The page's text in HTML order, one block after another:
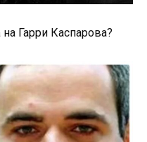
Гарри Каспарова?